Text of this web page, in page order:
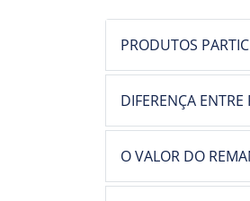
PRODUTOS
DIFERENÇA
O VALOR DO